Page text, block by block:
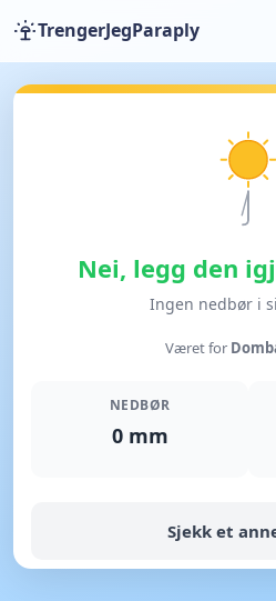
TrengerJegParaply
Nei, legg den
Ingen nedbør i
Været for
NEDBØR
0 mm
Sjekk et